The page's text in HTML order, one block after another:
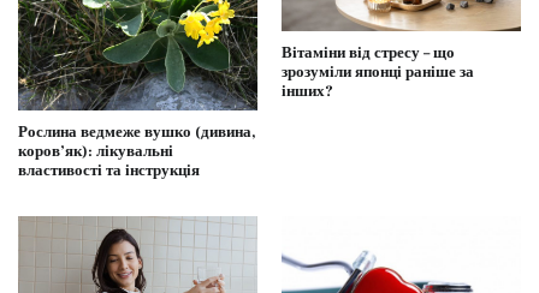
Рослина ведмеже вушко (дивина,
коров’як): лікувальні
властивості та інструкція
Вітаміни від стресу – що
зрозуміли японці раніше за
інших?